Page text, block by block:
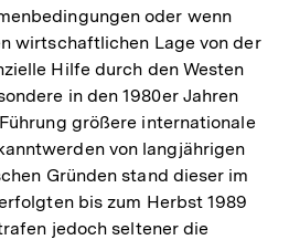
oder wenn
wirtschaftlichen Lage von der
Hilfe durch den Westen
in den 1980er Jahren
größere internationale
von langjährigen
Gründen stand dieser im
bis zum Herbst 1989
jedoch seltener die